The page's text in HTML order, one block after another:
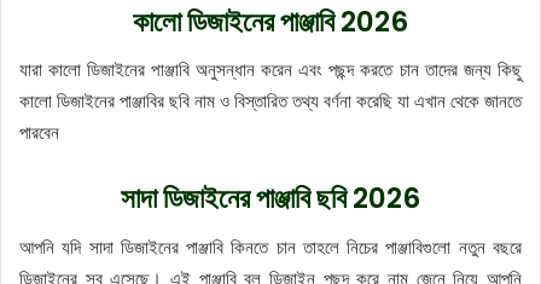
কালো ডিজাইনের পাঞ্জাবি 2026
যারা কালো ডিজাইনের পাঞ্জাবি অনুসন্ধান করেন এবং পছন্দ করতে চান তাদের জন্য কিছু
কালো ডিজাইনের পাঞ্জাবির ছবি নাম ও বিস্তারিত তথ্য বর্ণনা করেছি যা এখান থেকে জানতে
পারবেন
সাদা ডিজাইনের পাঞ্জাবি ছবি 2026
আপনি যদি সাদা ডিজাইনের পাঞ্জাবি কিনতে চান তাহলে নিচের পাঞ্জাবিগুলো নতুন বছরে
ডিজাইনের সব এসেছে। এই পাঞ্জাবি ব্লু ডিজাইন পছন্দ করে নাম জেনে নিয়ে আপনি